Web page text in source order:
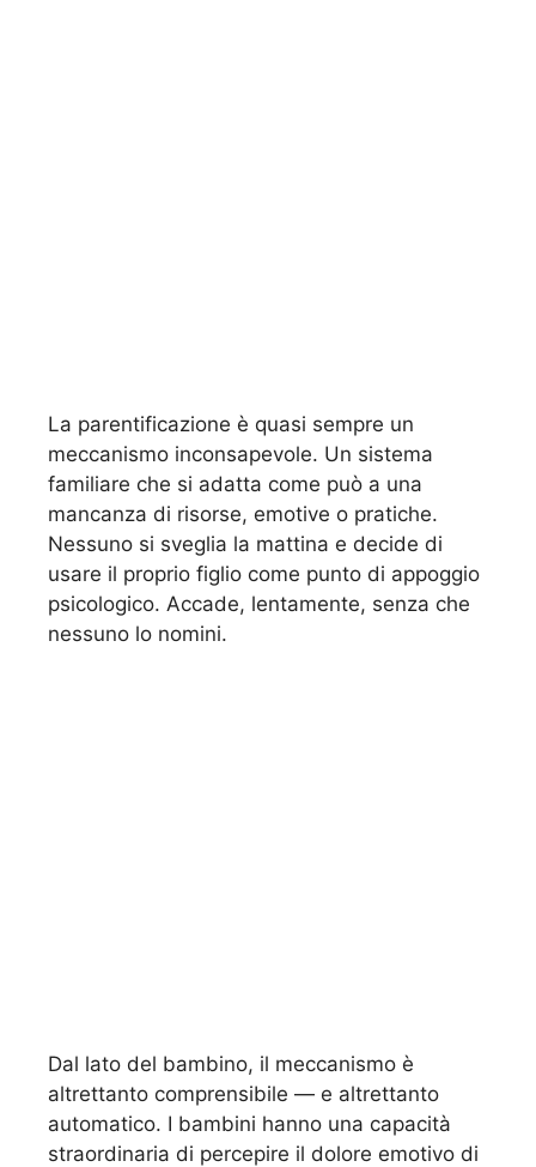
La parentificazione è quasi sempre un
meccanismo inconsapevole. Un sistema
familiare che si adatta come può a una
mancanza di risorse, emotive o pratiche.
Nessuno si sveglia la mattina e decide di
usare il proprio figlio come punto di appoggio
psicologico. Accade, lentamente, senza che
nessuno lo nomini.
Dal lato del bambino, il meccanismo è
altrettanto comprensibile — e altrettanto
automatico. I bambini hanno una capacità
straordinaria di percepire il dolore emotivo di